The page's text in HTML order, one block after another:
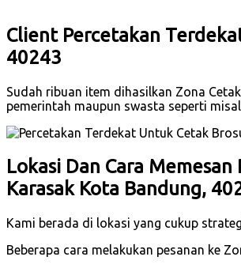
Client Percetakan
40243
Sudah ribuan item dihasilkan Zona
pemerintah maupun swasta seperti
Lokasi Dan Cara
Karasak Kota Bandung,
Kami berada di lokasi yang cukup
Beberapa cara melakukan pesanan ke